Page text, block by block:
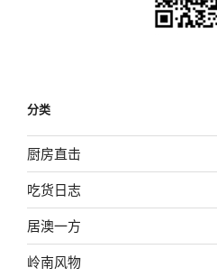
分类
厨房直击
吃货日志
居澳一方
岭南风物